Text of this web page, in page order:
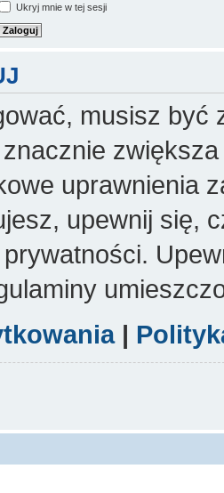
Ukryj mnie w tej sesji
musisz być
uprawnienia
upewnij się,
|